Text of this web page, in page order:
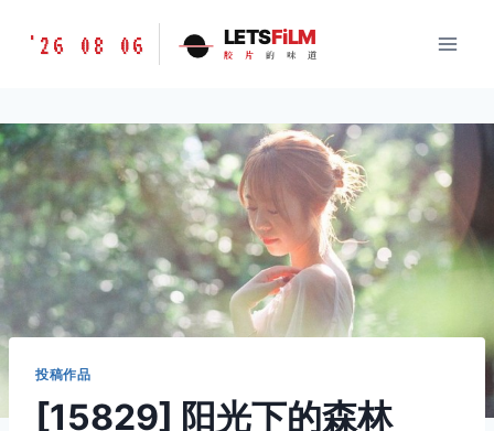
胶
味
道
LETSFILM
'26 08 06 LETSFiLM
胶 片 的 味 道
投稿作品
[15829] 阳光下的森林